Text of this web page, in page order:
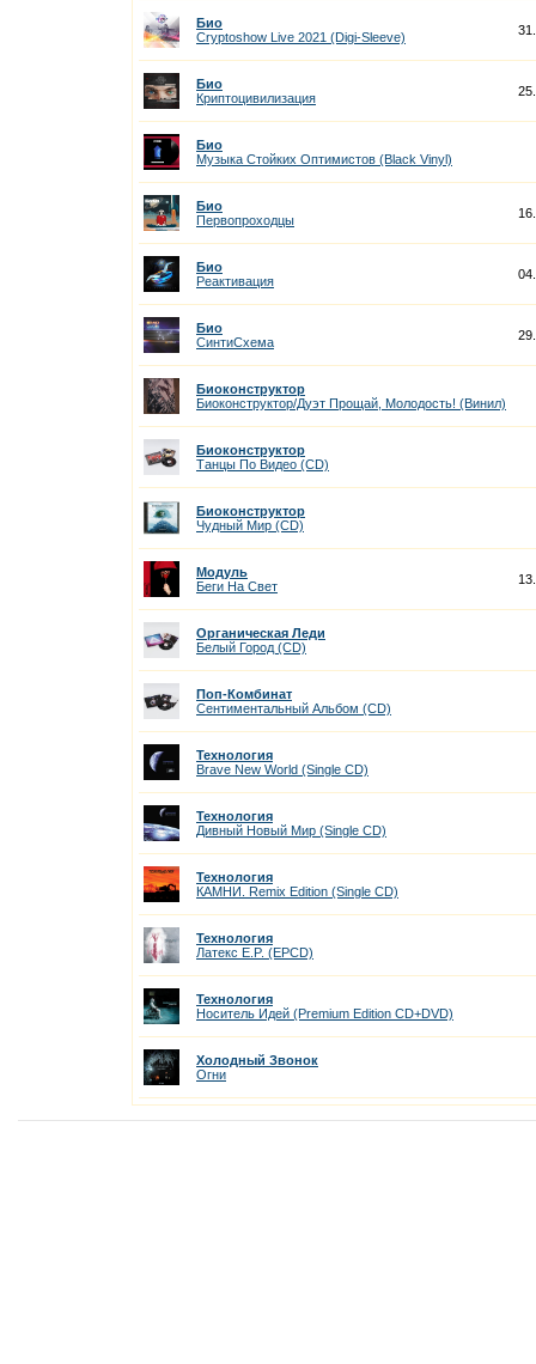
Био
Cryptoshow Live 2021 (Digi-Sleeve)
Био
Криптоцивилизация
Био
Музыка Стойких Оптимистов (Black Vinyl)
Био
Первопроходцы
Био
Реактивация
Био
СинтиСхема
Биоконструктор
Биоконструктор/Дуэт Прощай, Молодость! (Винил)
Биоконструктор
Танцы По Видео (CD)
Биоконструктор
Чудный Мир (CD)
Модуль
Беги На Cвет
Органическая Леди
Белый Город (CD)
Поп-Комбинат
Сентиментальный Альбом (CD)
Технология
Brave New World (Single CD)
Технология
Дивный Новый Мир (Single CD)
Технология
КАМНИ. Remix Edition (Single CD)
Технология
Латекс E.P. (EPCD)
Технология
Носитель Идей (Premium Edition CD+DVD)
Холодный Звонок
Огни